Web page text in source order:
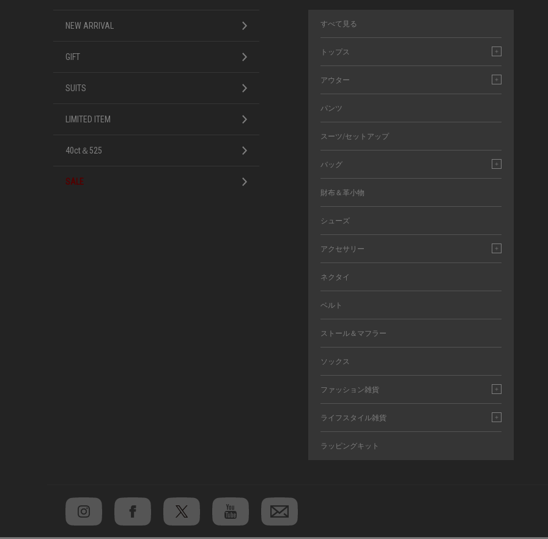
NEW ARRIVAL
GIFT
SUITS
LIMITED ITEM
40ct＆525
SALE
すべて見る
トップス
アウター
パンツ
スーツ/セットアップ
バッグ
財布＆革小物
シューズ
アクセサリー
ネクタイ
ベルト
ストール＆マフラー
ソックス
ファッション雑貨
ライフスタイル雑貨
ラッピングキット